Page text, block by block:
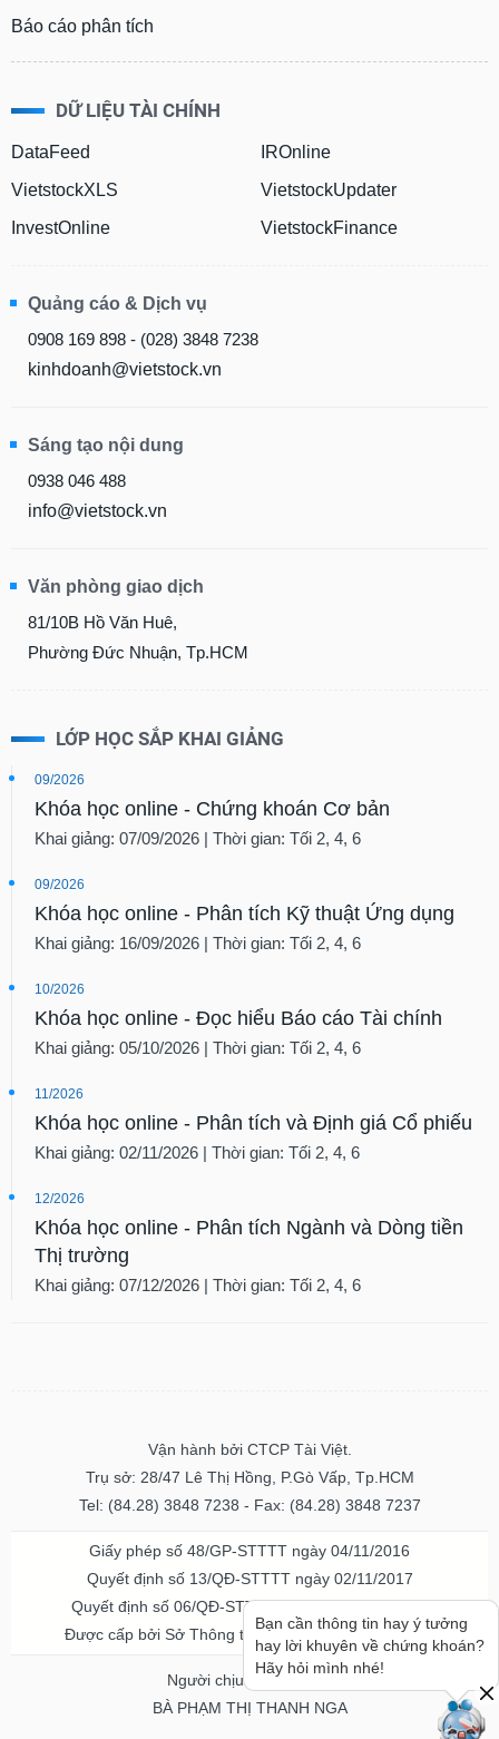
Báo cáo phân tích
DỮ LIỆU TÀI CHÍNH
DataFeed
VietstockXLS
InvestOnline
IROnline
VietstockUpdater
VietstockFinance
Quảng cáo & Dịch vụ
0908 169 898 - (028) 3848 7238
kinhdoanh@vietstock.vn
Sáng tạo nội dung
0938 046 488
info@vietstock.vn
Văn phòng giao dịch
81/10B Hồ Văn Huê,
Phường Đức Nhuận, Tp.HCM
LỚP HỌC SẮP KHAI GIẢNG
09/2026
Khóa học online - Chứng khoán Cơ bản
Khai giảng: 07/09/2026 | Thời gian: Tối 2, 4, 6
09/2026
Khóa học online - Phân tích Kỹ thuật Ứng dụng
Khai giảng: 16/09/2026 | Thời gian: Tối 2, 4, 6
10/2026
Khóa học online - Đọc hiểu Báo cáo Tài chính
Khai giảng: 05/10/2026 | Thời gian: Tối 2, 4, 6
11/2026
Khóa học online - Phân tích và Định giá Cổ phiếu
Khai giảng: 02/11/2026 | Thời gian: Tối 2, 4, 6
12/2026
Khóa học online - Phân tích Ngành và Dòng tiền
Thị trường
Khai giảng: 07/12/2026 | Thời gian: Tối 2, 4, 6
Vận hành bởi CTCP Tài Việt.
Trụ sở: 28/47 Lê Thị Hồng, P.Gò Vấp, Tp.HCM
Tel: (84.28) 3848 7238 - Fax: (84.28) 3848 7237
Giấy phép số 48/GP-STTTT ngày 04/11/2016
Quyết định số 13/QĐ-STTTT ngày 02/11/2017
Quyết định số 06/QĐ-STTTT-ICP ngày 20/07/2023
Được cấp bởi Sở Thông tin và Truyền thông TPHCM
Người chịu trách nhiệm
BÀ PHẠM THỊ THANH NGA
Bạn cần thông tin hay ý tưởng
hay lời khuyên về chứng khoán?
Hãy hỏi mình nhé!